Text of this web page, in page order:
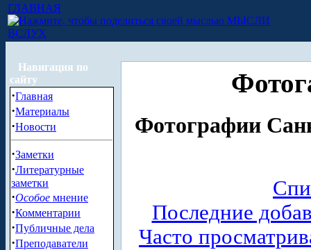
ГЛАВНАЯ
МЫСЛИ
ВСЛУХ
Навигация по
сайту
·Главная
·Материалы
·Новости
·Заметки
·Литературные
заметки
·Особое мнение
·Комментарии
·Публичные дела
·Преподаватели
Фотографии
Последние
Часто